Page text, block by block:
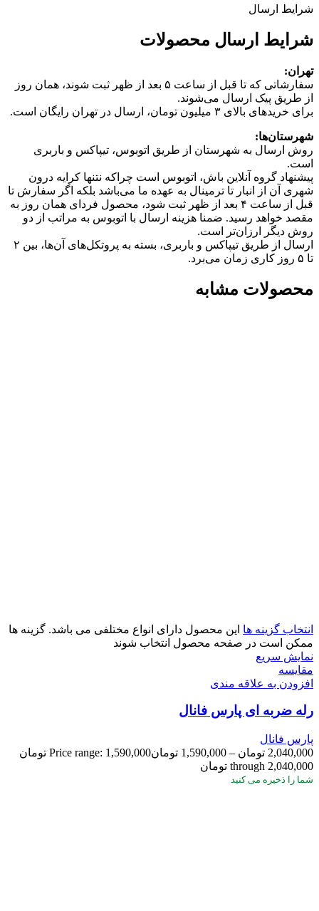
شرایط ارسال
شرایط ارسال محصولات
تهران:
سفارشاتی که تا قبل از ساعت ۵ بعد از ظهر ثبت شوند، همان روز
از طریق پیک ارسال می‌شوند.
برای خریدهای بالای ۳ میلیون تومان، ارسال در تهران رایگان است.
شهرستان‌ها:
روش ارسال به شهرستان از طریق اتوبوس، تیپاکس و باربری
است.
پیشنهاد گروه آنلاین باش، اتوبوس است چرا‌که نتنها کرایه درون
شهری آن از انبار تا ترمینال به عهده ما می‌باشد بلکه اگر سفارش تا
قبل از ساعت ۴ بعد از ظهر ثبت شود، محصول فردای همان روز به
مقصد خواهد رسید. ضمنا هزینه ارسال با اتوبوس به مراتب از دو
روش دیگر ارزان‌تر است.
ارسال از طریق تیپاکس و باربری، بسته به پروتکل‌های آن‌ها، بین ۲
تا ۵ روز کاری زمان می‌برد.
محصولات مشابه
انتخاب گزینه ها این محصول دارای انواع مختلفی می باشد. گزینه ها
ممکن است در صفحه محصول انتخاب شوند
نمایش سریع
مقايسه
افزودن به علاقه مندی
رله ضربه ای پارس فانال
پارس فانال
2,040,000 تومان –
1,590,000 تومان
Price range: 1,590,000 تومان
through 2,040,000 تومان
شما را ذخیره می کنید